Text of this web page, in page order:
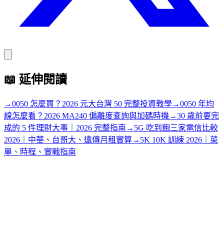
📖 延伸閱讀
→0050 怎麼買？2026 元大台灣 50 完整投資教學→0050 年均
線怎麼看？2026 MA240 偏離度查詢與加碼時機 →30 歲前要完
成的 5 件理財大事｜2026 完整指南 → 5G 吃到飽三家電信比較
2026｜中華、台哥大、遠傳月租實算→ 5K 10K 訓練 2026｜菜
單、時程、實戰指南